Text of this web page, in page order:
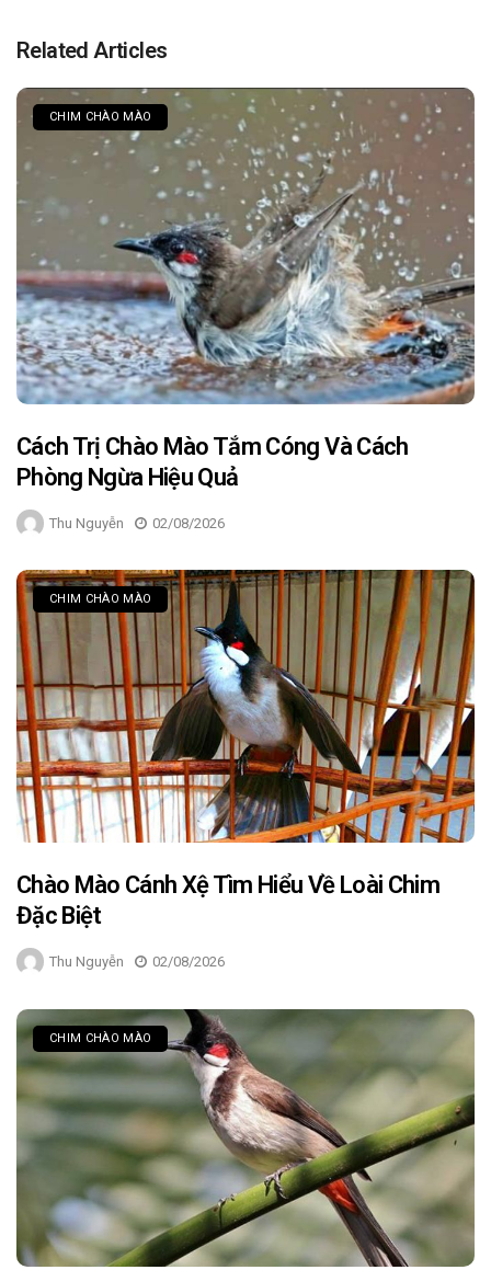
Related Articles
CHIM CHÀO MÀO
Cách Trị Chào Mào Tắm Cóng Và Cách
Phòng Ngừa Hiệu Quả
Thu Nguyễn 02/08/2026
CHIM CHÀO MÀO
Chào Mào Cánh Xệ Tìm Hiểu Về Loài Chim
Đặc Biệt
Thu Nguyễn 02/08/2026
CHIM CHÀO MÀO